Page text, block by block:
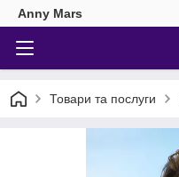
Anny Mars
Товари та послуги